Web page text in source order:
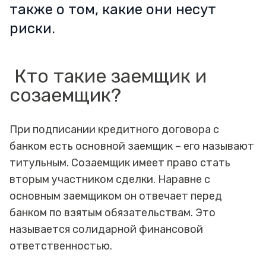
также о том, какие они несут
риски.
Кто такие заемщик и
созаемщик?
При подписании кредитного договора с
банком есть основной заемщик – его называют
титульным. Созаемщик имеет право стать
вторым участником сделки. Наравне с
основным заемщиком он отвечает перед
банком по взятым обязательствам. Это
называется солидарной финансовой
ответственностью.